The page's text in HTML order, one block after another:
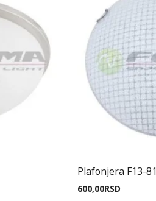
Plafonjera F13-81
600,00RSD